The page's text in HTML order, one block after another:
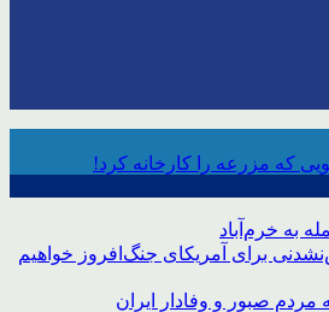
که مزرعه را کارخانه کرد!
به خرم‌آباد
برای آمریکای جنگ‌افروز خواهیم
مردم صبور و وفادار ایران